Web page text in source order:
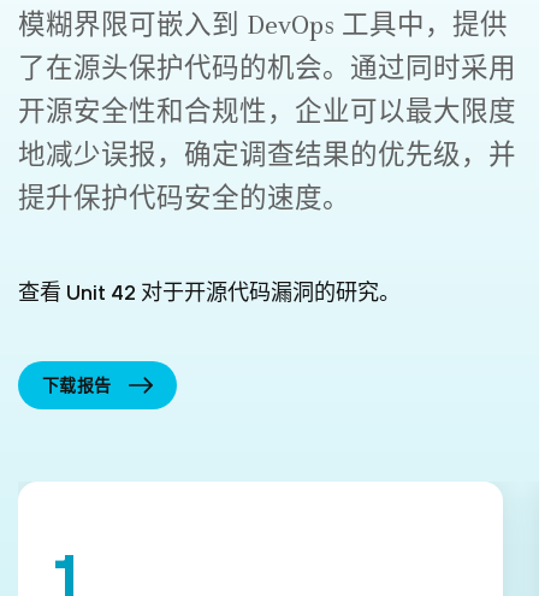
模糊界限可嵌入到 DevOps 工具中，提供
了在源头保护代码的机会。通过同时采用
开源安全性和合规性，企业可以最大限度
地减少误报，确定调查结果的优先级，并
提升保护代码安全的速度。
查看 Unit 42 对于开源代码漏洞的研究。
下载报告
1